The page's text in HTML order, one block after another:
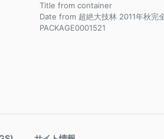
Title from container
Date from 超絶大技林 2011年秋完
PACKAGE0001521